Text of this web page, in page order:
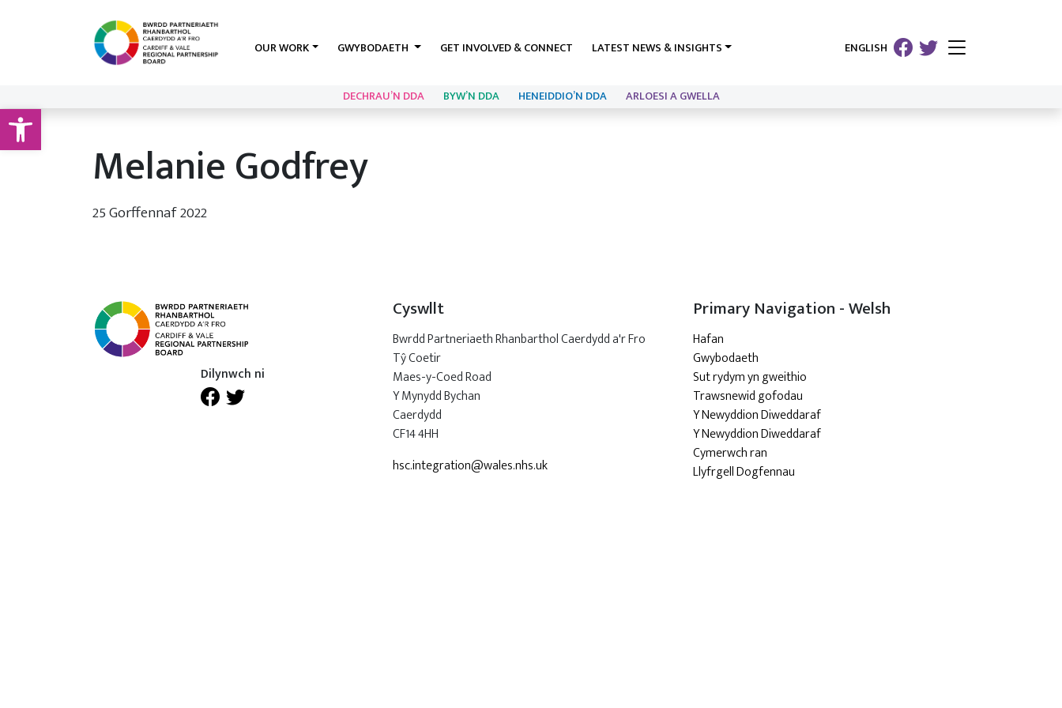
Open toolbar
OUR WORK GWYBODAETH GET INVOLVED & CONNECT LATEST NEWS & INSIGHTS ENGLISH
DECHRAU’N DDA BYW’N DDA HENEIDDIO’N DDA ARLOESI A GWELLA
Melanie Godfrey
25 Gorffennaf 2022
Dilynwch ni
Cyswllt
Bwrdd Partneriaeth Rhanbarthol Caerdydd a'r Fro
Tŷ Coetir
Maes-y-Coed Road
Y Mynydd Bychan
Caerdydd
CF14 4HH
hsc.integration@wales.nhs.uk
Primary Navigation - Welsh
Hafan
Gwybodaeth
Sut rydym yn gweithio
Trawsnewid gofodau
Y Newyddion Diweddaraf
Y Newyddion Diweddaraf
Cymerwch ran
Llyfrgell Dogfennau